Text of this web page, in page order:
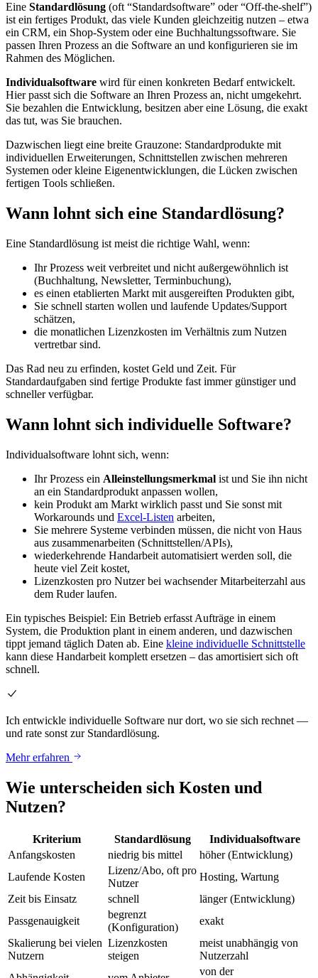
Eine Standardlösung (oft “Standardsoftware” oder “Off-the-shelf”)
ist ein fertiges Produkt, das viele Kunden gleichzeitig nutzen – etwa
ein CRM, ein Shop-System oder eine Buchhaltungssoftware. Sie
passen Ihren Prozess an die Software an und konfigurieren sie im
Rahmen des Möglichen.
Individualsoftware wird für einen konkreten Bedarf entwickelt.
Hier passt sich die Software an Ihren Prozess an, nicht umgekehrt.
Sie bezahlen die Entwicklung, besitzen aber eine Lösung, die exakt
das tut, was Sie brauchen.
Dazwischen liegt eine breite Grauzone: Standardprodukte mit
individuellen Erweiterungen, Schnittstellen zwischen mehreren
Systemen oder kleine Eigenentwicklungen, die Lücken zwischen
fertigen Tools schließen.
Wann lohnt sich eine Standardlösung?
Eine Standardlösung ist meist die richtige Wahl, wenn:
Ihr Prozess weit verbreitet und nicht außergewöhnlich ist
(Buchhaltung, Newsletter, Terminbuchung),
es einen etablierten Markt mit ausgereiften Produkten gibt,
Sie schnell starten wollen und laufende Updates/Support
schätzen,
die monatlichen Lizenzkosten im Verhältnis zum Nutzen
vertretbar sind.
Das Rad neu zu erfinden, kostet Geld und Zeit. Für
Standardaufgaben sind fertige Produkte fast immer günstiger und
schneller verfügbar.
Wann lohnt sich individuelle Software?
Individualsoftware lohnt sich, wenn:
Ihr Prozess ein Alleinstellungsmerkmal ist und Sie ihn nicht
an ein Standardprodukt anpassen wollen,
kein Produkt am Markt wirklich passt und Sie sonst mit
Workarounds und Excel-Listen arbeiten,
Sie mehrere Systeme verbinden müssen, die nicht von Haus
aus zusammenarbeiten (Schnittstellen/APIs),
wiederkehrende Handarbeit automatisiert werden soll, die
heute viel Zeit kostet,
Lizenzkosten pro Nutzer bei wachsender Mitarbeiterzahl aus
dem Ruder laufen.
Ein typisches Beispiel: Ein Betrieb erfasst Aufträge in einem
System, die Produktion plant in einem anderen, und dazwischen
tippt jemand täglich Daten ab. Eine kleine individuelle Schnittstelle
kann diese Handarbeit komplett ersetzen – das amortisiert sich oft
schnell.
Ich entwickle individuelle Software nur dort, wo sie sich rechnet —
und rate sonst zur Standardlösung.
Mehr erfahren
Wie unterscheiden sich Kosten und
Nutzen?
Kriterium Standardlösung
Individualsoftware
Anfangskosten
niedrig bis mittel
höher (Entwicklung)
Laufende Kosten
Lizenz/Abo, oft pro
Nutzer
Hosting, Wartung
Zeit bis Einsatz
schnell
länger (Entwicklung)
Passgenauigkeit
begrenzt
(Konfiguration)
exakt
Skalierung bei vielen
Nutzern
Lizenzkosten
steigen
meist unabhängig von
Nutzerzahl
von der